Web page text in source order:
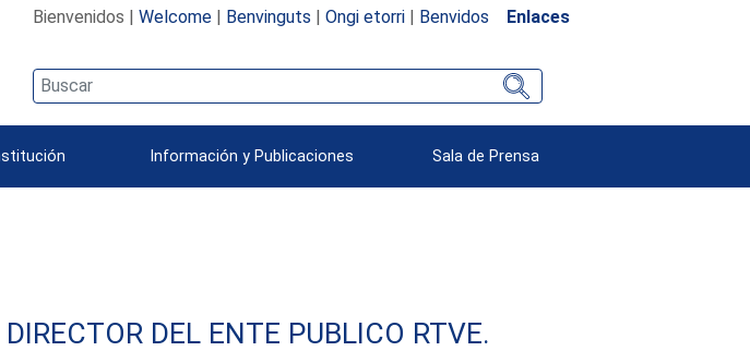
Bienvenidos | Welcome| Benvinguts | Ongi etorri| Benvidos Enlaces
Información y Publicaciones Sala de Prensa
DEL ENTE PUBLICO RTVE.